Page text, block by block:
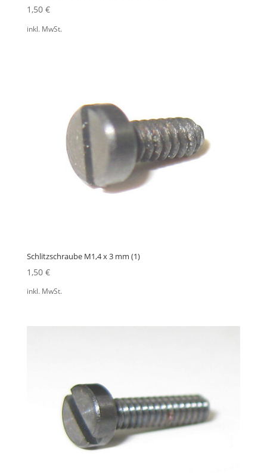
1,50 €
inkl. MwSt.
Schlitzschraube M1,4 x 3 mm (1)
1,50 €
inkl. MwSt.